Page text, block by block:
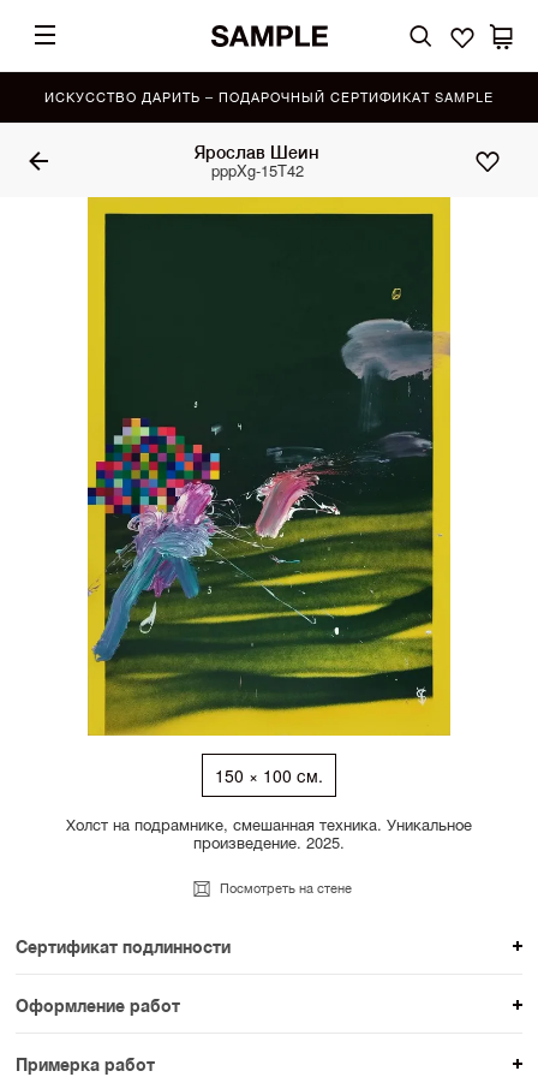
ИСКУССТВО ДАРИТЬ – ПОДАРОЧНЫЙ СЕРТИФИКАТ SAMPLE
Ярослав Шеин
pppXg-15T42
150 × 100 см.
Холст на подрамнике, смешанная техника. Уникальное
произведение. 2025.
Посмотреть на стене
Сертификат подлинности
К каждому авторскому произведению мы
прикладываем сертификат подлинности. Для товаров
раздела SAMPLE СЕРИЯ сертификаты не
Оформление работ
При покупке произведения вы можете выбрать и
Примерка работ